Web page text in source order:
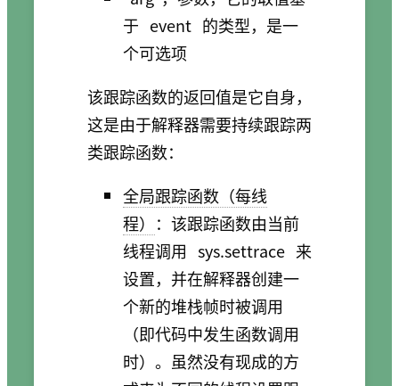
于 event 的类型，是一
个可选项
该跟踪函数的返回值是它自身，
这是由于解释器需要持续跟踪两
类跟踪函数：
全局跟踪函数（每线
程） ：该跟踪函数由当前
线程调用 sys.settrace 来
设置，并在解释器创建一
个新的堆栈帧时被调用
（即代码中发生函数调用
时）。虽然没有现成的方